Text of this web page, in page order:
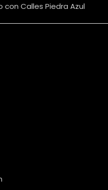
con Calles Piedra Azul